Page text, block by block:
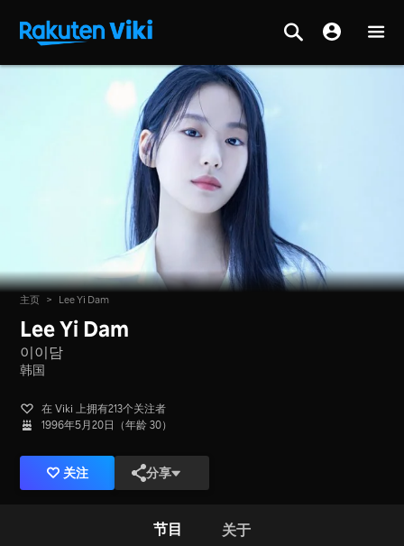
主页 > Lee Yi Dam
Lee Yi Dam
이이담
韩国
在 Viki 上拥有213个关注者
1996年5月20日（年龄 30）
关注 分享
节目 关于